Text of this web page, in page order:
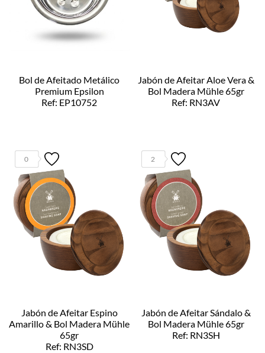
Bol de Afeitado Metálico
Premium Epsilon
Ref: EP10752
Jabón de Afeitar Aloe Vera &
Bol Madera Mühle 65gr
Ref: RN3AV
0
Jabón de Afeitar Espino
Amarillo & Bol Madera Mühle
65gr
Ref: RN3SD
2
Jabón de Afeitar Sándalo &
Bol Madera Mühle 65gr
Ref: RN3SH